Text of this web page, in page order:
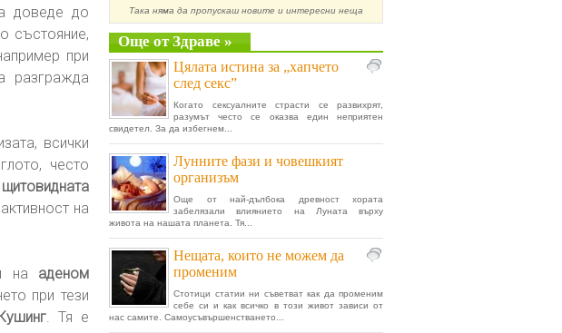
доведе до
състояние,
при
разгражда
всички
често
на
на аденом
при тези
. Тя е
Така няма да пропускаш новите и интересни неща
Още от Здраве »
Цялата истина за „хапчето
след секс”
Когато сексуалните страсти се развихрят,
разумът често се оказва един неприятен
свидетел. За да избегнем...
Лунните фази и човешкият
организъм
Още от най-дълбока древност хората
забелязали влиянието на Луната върху
живота на нашата планета. Тя...
Нещата, които не можем да
променим
Стотици статии ни съветват как да променим
себе си и как всичко в този живот зависи от
нас самите. Самоусъвършенстването...